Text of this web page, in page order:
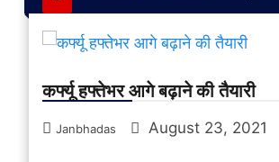
कर्फ्यू हफ्तेभर आगे बढ़ाने की तैयारी
Janbhadas August 23, 2021